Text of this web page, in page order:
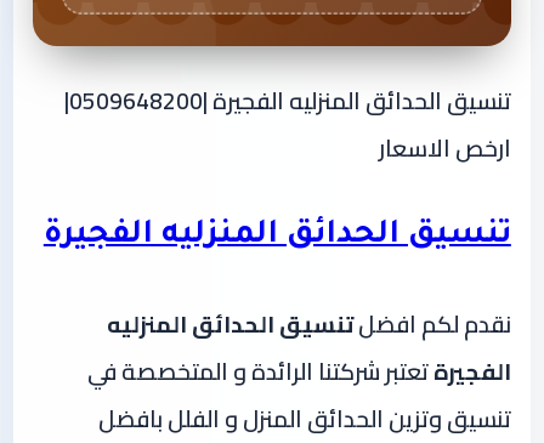
تنسيق الحدائق المنزليه الفجيرة |0509648200|
ارخص الاسعار
تنسيق الحدائق المنزليه الفجيرة
نقدم لكم افضلتنسيق الحدائق المنزليه
الفجيرةتعتبر شركتنا الرائدة و المتخصصة في
تنسيق وتزين الحدائق المنزل و الفلل بافضل